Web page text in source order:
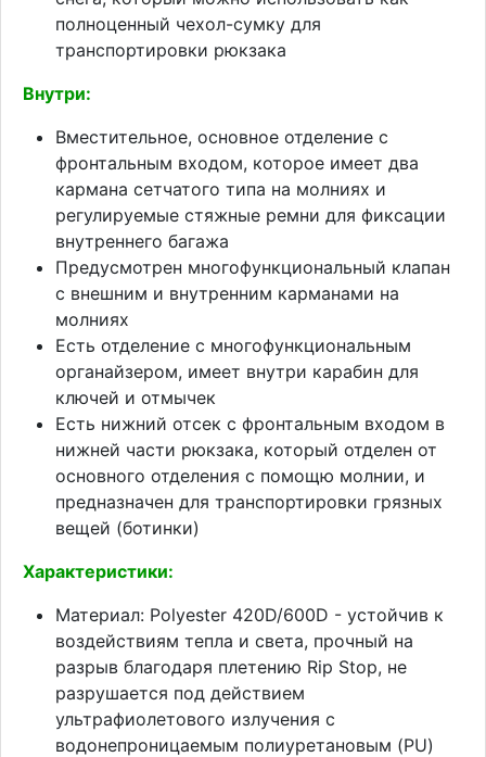
полноценный чехол-сумку для
транспортировки рюкзака
Внутри:
Вместительное, основное отделение с
фронтальным входом, которое имеет два
кармана сетчатого типа на молниях и
регулируемые стяжные ремни для фиксации
внутреннего багажа
Предусмотрен многофункциональный клапан
с внешним и внутренним карманами на
молниях
Есть отделение с многофункциональным
органайзером, имеет внутри карабин для
ключей и отмычек
Есть нижний отсек с фронтальным входом в
нижней части рюкзака, который отделен от
основного отделения с помощю молнии, и
предназначен для транспортировки грязных
вещей (ботинки)
Характеристики:
Материал: Polyester 420D/600D - устойчив к
воздействиям тепла и света, прочный на
разрыв благодаря плетению Rip Stop, не
разрушается под действием
ультрафиолетового излучения с
водонепроницаемым полиуретановым (PU)